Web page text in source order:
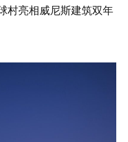
村亮相威尼斯建筑双年